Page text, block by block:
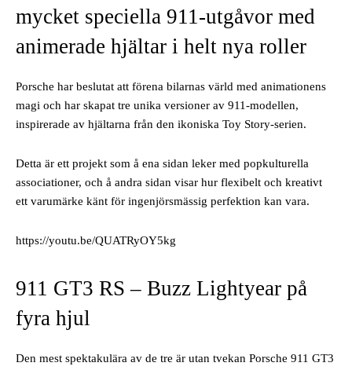
mycket speciella 911-utgåvor med
animerade hjältar i helt nya roller
Porsche har beslutat att förena bilarnas värld med animationens
magi och har skapat tre unika versioner av 911-modellen,
inspirerade av hjältarna från den ikoniska Toy Story-serien.
Detta är ett projekt som å ena sidan leker med popkulturella
associationer, och å andra sidan visar hur flexibelt och kreativt
ett varumärke känt för ingenjörsmässig perfektion kan vara.
https://youtu.be/QUATRyOY5kg
911 GT3 RS – Buzz Lightyear på
fyra hjul
Den mest spektakulära av de tre är utan tvekan Porsche 911 GT3